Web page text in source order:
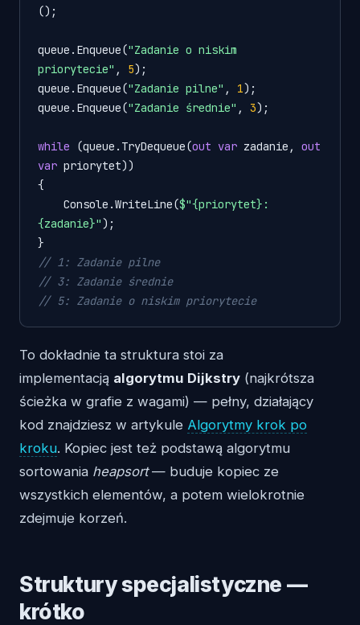
();
queue.Enqueue("Zadanie o niskim
priorytecie" , 5);
queue.Enqueue("Zadanie pilne" , 1);
queue.Enqueue("Zadanie średnie" , 3);
while (queue.TryDequeue(out var zadanie, out
var priorytet))
{
    Console.WriteLine(
$"{priorytet}
{zadanie}");
// 1: Zadanie pilne
// 3: Zadanie średnie
// 5: Zadanie o niskim priorytecie
To dokładnie ta struktura stoi za
implementacją algorytmu Dijkstry (najkrótsza
ścieżka w grafie z wagami) — pełny, działający
kod znajdziesz w artykule Algorytmy krok po
kroku. Kopiec jest też podstawą algorytmu
sortowania heapsort— buduje kopiec ze
wszystkich elementów, a potem wielokrotnie
zdejmuje korzeń.
Struktury specjalistyczne —
krótko